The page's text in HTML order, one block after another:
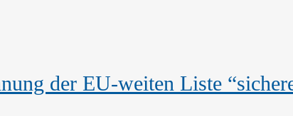
der EU-weiten Liste